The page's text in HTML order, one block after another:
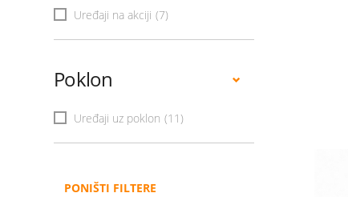
Uređaji na akciji (7)
Poklon
Uređaji uz poklon (11)
PONIŠTI FILTERE